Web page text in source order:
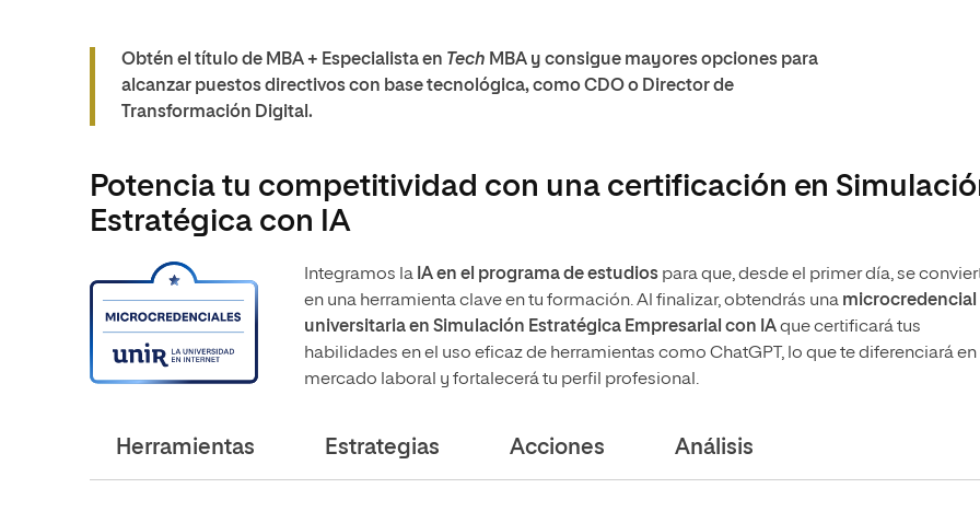
Obtén el título de MBA + Especialista en Tech MBA y consigue mayores opciones para
alcanzar puestos directivos con base tecnológica, como CDO o Director de
Transformación Digital.
Potencia tu competitividad con una certificación en
Estratégica con IA
Integramos la IA en el programa de estudios para que, desde el primer día, se
en una herramienta clave en tu formación. Al finalizar, obtendrás una microcredencial
universitariaen Simulación Estratégica Empresarial con IAque certificará tus
habilidades en el uso eficaz de herramientas como ChatGPT, lo que te diferenciará en
mercado laboral y fortalecerá tu perfil profesional.
Herramientas Estrategias Acciones Análisis